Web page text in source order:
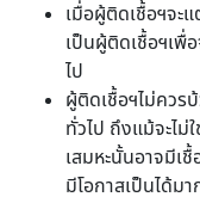
เมื่อผู้ติดเชื้อฯจะ
เป็นผู้ติดเชื้อฯเพื่
ไป
ผู้ติดเชื้อฯไม่ควร
ทั่วไป ถึงแม้จะไม่
เสมหะนั้นอาจมีเ
มีโอกาสเป็นได้ม